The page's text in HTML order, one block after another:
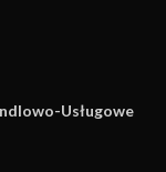
Usługowe